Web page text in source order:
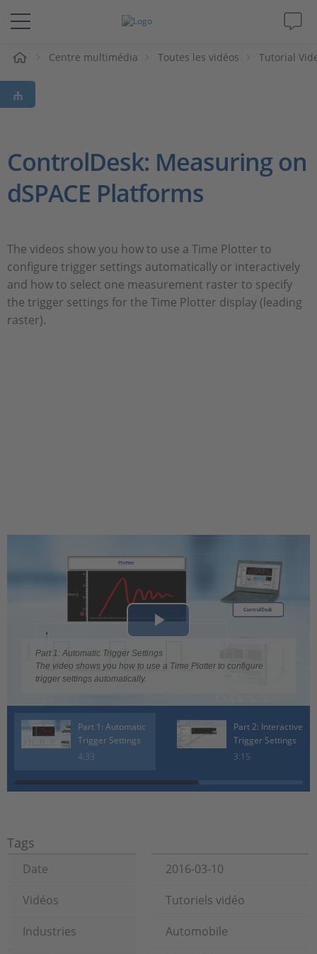
Solutions & Produits
Support
Société
Centre multimédia Toutes les vidéos Tutorial
ControlDesk: Measuring on
dSPACE Platforms
The videos show you how to use a Time Plotter to
configure trigger settings automatically or interactively
and how to select one measurement raster to specify
the trigger settings for the Time Plotter display (leading
raster).
Play
Video
Part 1: Automatic Trigger Settings
The video shows you how to use a Time Plotter to configure
trigger settings automatically.
Part 1: Automatic
Trigger Settings
4:33
Part 2: Interactive
Trigger Settings
3:15
Tags
Date
2016-03-10
Vidéos
Tutoriels vidéo
Industries
Automobile